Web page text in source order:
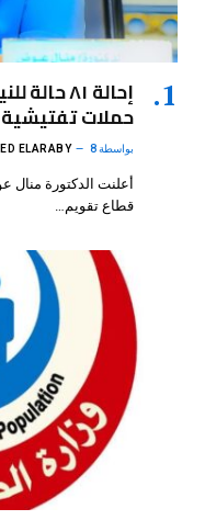
إحالة ٨١
حملات تفتيشية في ١١
بواسطة ELARABY 8 أغسطس، 2026
أعلنت الدكتورة منال
قطاع تقويم…